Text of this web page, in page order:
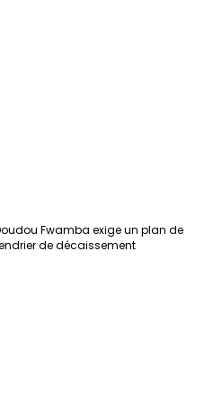
Fwamba exige un plan de
de décaissement